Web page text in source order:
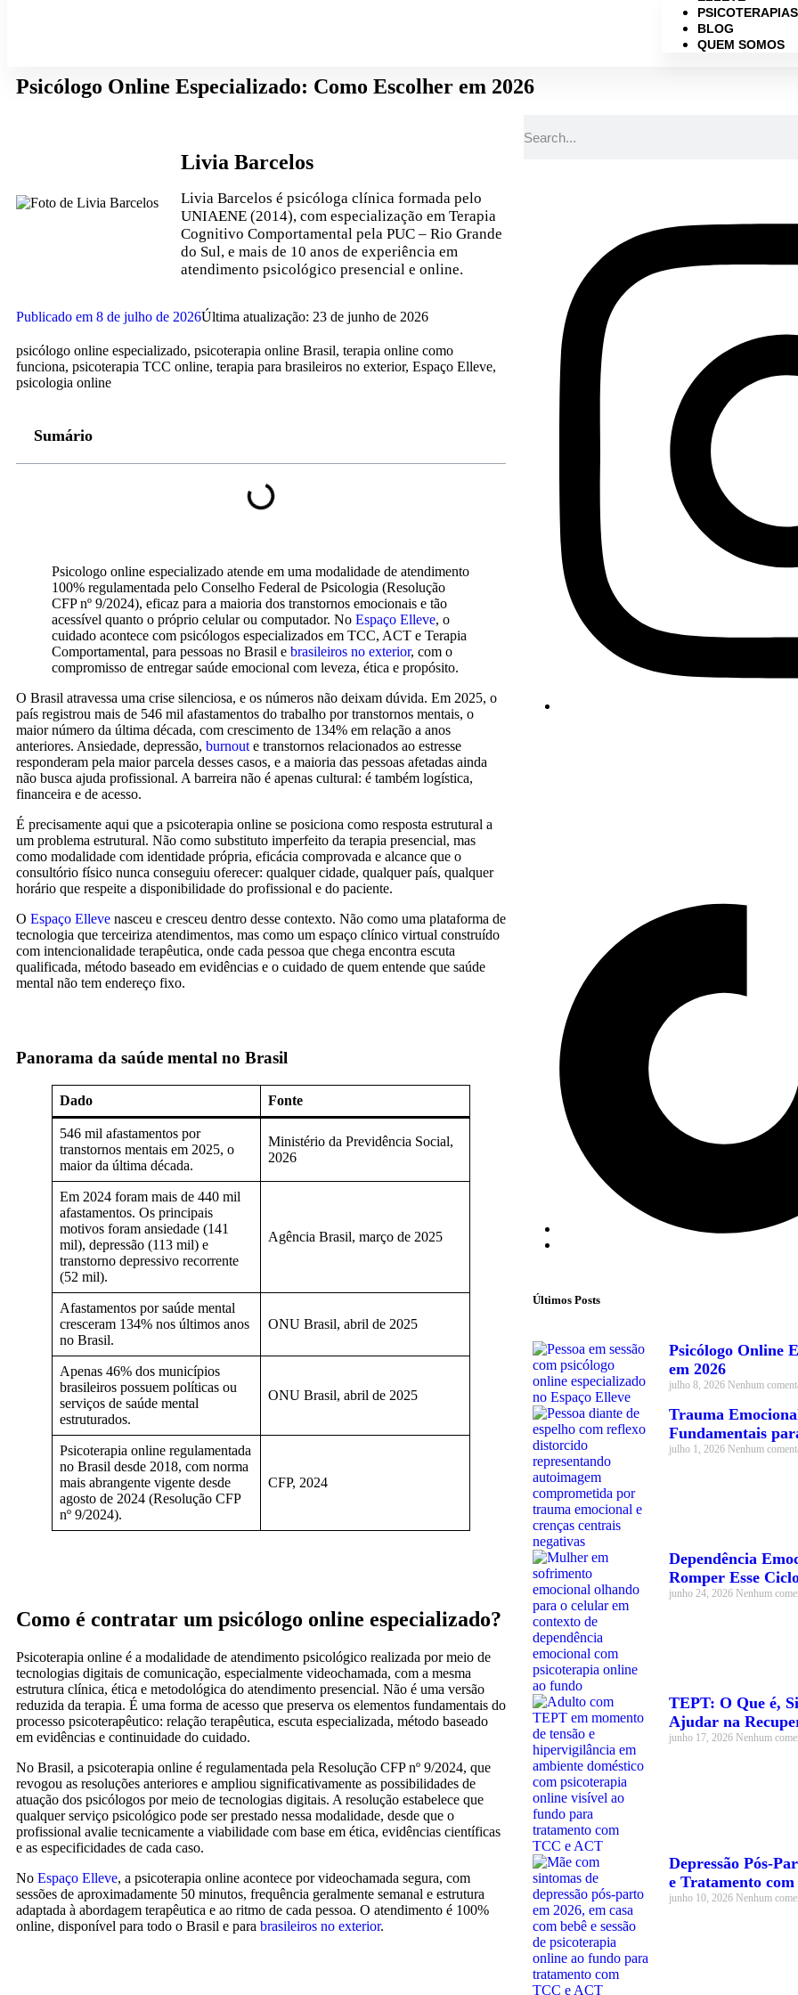
PSICOTERAPIAS
BLOG
QUEM SOMOS
Psicólogo Online Especializado: Como Escolher em 2026
Livia Barcelos
Livia Barcelos é psicóloga clínica formada pelo
UNIAENE (2014), com especialização em Terapia
Cognitivo Comportamental pela PUC – Rio Grande
do Sul, e mais de 10 anos de experiência em
atendimento psicológico presencial e online.​
Publicado em 8 de julho de 2026Última atualização: 23 de junho de 2026
psicólogo online especializado, psicoterapia online Brasil, terapia online como
funciona, psicoterapia TCC online, terapia para brasileiros no exterior, Espaço Elleve,
psicologia online
Sumário
Psicologo online especializado atende em uma modalidade de atendimento
100% regulamentada pelo Conselho Federal de Psicologia (Resolução
CFP nº 9/2024), eficaz para a maioria dos transtornos emocionais e tão
acessível quanto o próprio celular ou computador. No Espaço Elleve, o
cuidado acontece com psicólogos especializados em TCC, ACT e Terapia
Comportamental, para pessoas no Brasil e brasileiros no exterior, com o
compromisso de entregar saúde emocional com leveza, ética e propósito.
O Brasil atravessa uma crise silenciosa, e os números não deixam dúvida. Em 2025, o
país registrou mais de 546 mil afastamentos do trabalho por transtornos mentais, o
maior número da última década, com crescimento de 134% em relação a anos
anteriores. Ansiedade, depressão, burnout e transtornos relacionados ao estresse
responderam pela maior parcela desses casos, e a maioria das pessoas afetadas ainda
não busca ajuda profissional. A barreira não é apenas cultural: é também logística,
financeira e de acesso.
É precisamente aqui que a psicoterapia online se posiciona como resposta estrutural a
um problema estrutural. Não como substituto imperfeito da terapia presencial, mas
como modalidade com identidade própria, eficácia comprovada e alcance que o
consultório físico nunca conseguiu oferecer: qualquer cidade, qualquer país, qualquer
horário que respeite a disponibilidade do profissional e do paciente.
O Espaço Elleve nasceu e cresceu dentro desse contexto. Não como uma plataforma de
tecnologia que terceiriza atendimentos, mas como um espaço clínico virtual construído
com intencionalidade terapêutica, onde cada pessoa que chega encontra escuta
qualificada, método baseado em evidências e o cuidado de quem entende que saúde
mental não tem endereço fixo.
Panorama da saúde mental no Brasil
Dado Fonte
546 mil afastamentos por
transtornos mentais em 2025, o
maior da última década.
Ministério da Previdência Social,
2026
Em 2024 foram mais de 440 mil
afastamentos. Os principais
motivos foram ansiedade (141
mil), depressão (113 mil) e
transtorno depressivo recorrente
(52 mil).
Agência Brasil, março de 2025
Afastamentos por saúde mental
cresceram 134% nos últimos anos
no Brasil.
ONU Brasil, abril de 2025
Apenas 46% dos municípios
brasileiros possuem políticas ou
serviços de saúde mental
estruturados.
ONU Brasil, abril de 2025
Psicoterapia online regulamentada
no Brasil desde 2018, com norma
mais abrangente vigente desde
agosto de 2024 (Resolução CFP
nº 9/2024).
CFP, 2024
Como é contratar um psicólogo online especializado?
Psicoterapia online é a modalidade de atendimento psicológico realizada por meio de
tecnologias digitais de comunicação, especialmente videochamada, com a mesma
estrutura clínica, ética e metodológica do atendimento presencial. Não é uma versão
reduzida da terapia. É uma forma de acesso que preserva os elementos fundamentais do
processo psicoterapêutico: relação terapêutica, escuta especializada, método baseado
em evidências e continuidade do cuidado.
No Brasil, a psicoterapia online é regulamentada pela Resolução CFP nº 9/2024, que
revogou as resoluções anteriores e ampliou significativamente as possibilidades de
atuação dos psicólogos por meio de tecnologias digitais. A resolução estabelece que
qualquer serviço psicológico pode ser prestado nessa modalidade, desde que o
profissional avalie tecnicamente a viabilidade com base em ética, evidências científicas
e as especificidades de cada caso.
No Espaço Elleve, a psicoterapia online acontece por videochamada segura, com
sessões de aproximadamente 50 minutos, frequência geralmente semanal e estrutura
adaptada à abordagem terapêutica e ao ritmo de cada pessoa. O atendimento é 100%
online, disponível para todo o Brasil e para brasileiros no exterior.
Últimos Posts
Psicólogo Online
em 2026
julho 8, 2026 Nenhum
Trauma
Fundamentais
julho 1, 2026 Nenhum
Dependência
Romper Esse
junho 24, 2026 Nenhum
TEPT: O Que é,
Ajudar na
junho 17, 2026 Nenhum
Depressão Pós-
e Tratamento
junho 10, 2026 Nenhum